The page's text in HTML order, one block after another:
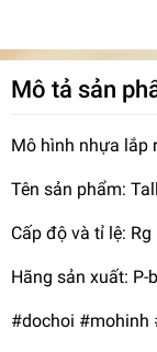
Mô tả sản
Mô hình nhựa lắp
Tên sản phẩm:
Cấp độ và tỉ lệ:
Hãng sản xuất: P-
#dochoi #mohinh